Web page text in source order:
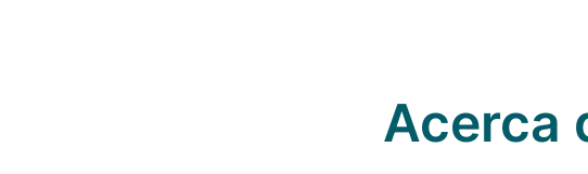
Acerca